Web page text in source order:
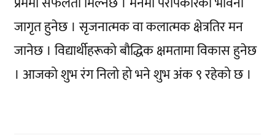
जागृत हुनेछ । सृजनात्मक वा कलात्मक क्षेत्रतिर मन
जानेछ । विद्यार्थीहरूको बौद्धिक क्षमतामा विकास हुनेछ
। आजको शुभ रंग निलो हो भने शुभ अंक ९ रहेको छ ।